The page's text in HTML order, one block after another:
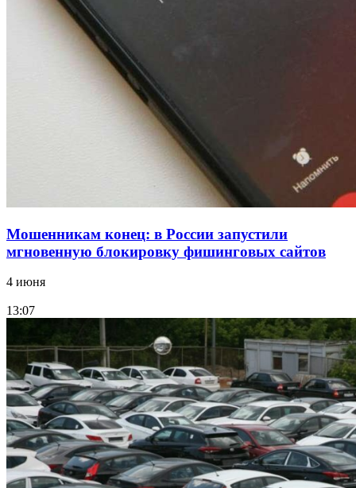
парке прошёл фестиваль „Арбузный переполох“
Волгоградские компании нарастили экспорт:
заключены контракты на 3,6 млн долларов
Мошенникам конец: в России запустили
мгновенную блокировку фишинговых сайтов
4 июня
13:07